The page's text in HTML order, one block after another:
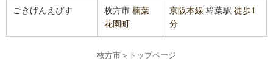
ごきげんえびす 枚方市 楠葉
花園町
京阪本線 樟葉駅 徒歩1
分
枚方市＞ トップページ